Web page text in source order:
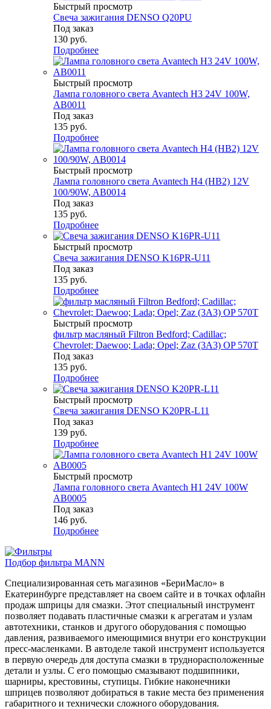
Быстрый просмотр
Свеча зажигания DENSO Q20PU
Под заказ
130 руб.
Подробнее
Быстрый просмотр
Лампа головного света Avantech H3 24V 100W,
AB0011
Под заказ
135 руб.
Подробнее
Быстрый просмотр
Лампа головного света Avantech H4 (HB2) 12V
100/90W, AB0014
Под заказ
135 руб.
Подробнее
Быстрый просмотр
Свеча зажигания DENSO K16PR-U11
Под заказ
135 руб.
Подробнее
Быстрый просмотр
фильтр масляный Filtron Bedford; Cadillac;
Chevrolet; Daewoo; Lada; Opel; Zaz (3A3) OP 570T
Под заказ
135 руб.
Подробнее
Быстрый просмотр
Свеча зажигания DENSO K20PR-L11
Под заказ
139 руб.
Подробнее
Быстрый просмотр
Лампа головного света Avantech H1 24V 100W
AB0005
Под заказ
146 руб.
Подробнее
Подбор фильтра MANN
Специализированная сеть магазинов «БериМасло» в
Екатеринбурге представляет на своем сайте и в точках офлайн
продаж шприцы для смазки. Этот специальный инструмент
позволяет подавать пластичные смазки к агрегатам и узлам
автотехники, станков и другого оборудования с помощью
давления, развиваемого имеющимися внутри его конструкции
пресс-масленками. В автоделе такой инструмент используется
в первую очередь для доступа смазки в труднорасположенные
детали и узлы. С его помощью смазывают подшипники,
шарниры, крестовины, ступицы. Гибкие наконечники
шприцев позволяют добираться в такие места без применения
габаритного и технически сложного оборудования.